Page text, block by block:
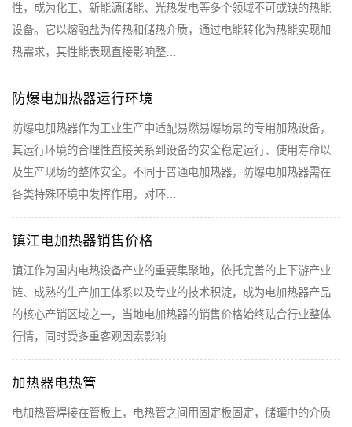
性，成为化工、新能源储能、光热发电等多个领域不可或缺的热能
设备。它以熔融盐为传热和储热介质，通过电能转化为热能实现加
热需求，其性能表现直接影响整…
防爆电加热器运行环境
防爆电加热器作为工业生产中适配易燃易爆场景的专用加热设备，
其运行环境的合理性直接关系到设备的安全稳定运行、使用寿命以
及生产现场的整体安全。不同于普通电加热器，防爆电加热器需在
各类特殊环境中发挥作用，对环…
镇江电加热器销售价格
镇江作为国内电热设备产业的重要集聚地，依托完善的上下游产业
链、成熟的生产加工体系以及专业的技术积淀，成为电加热器产品
的核心产销区域之一，当地电加热器的销售价格始终贴合行业整体
行情，同时受多重客观因素影响…
加热器电热管
电加热管焊接在管板上，电热管之间用固定板固定，储罐中的介质